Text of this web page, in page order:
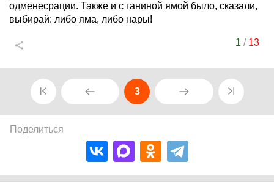
одменесрации. Также и с ганиной ямой было, сказали,
выбирай: либо яма, либо нары!
1 / 13
3
Поделиться